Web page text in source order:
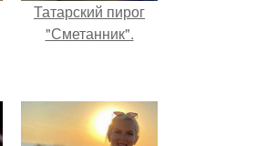
Татарский пирог
"Сметанник".